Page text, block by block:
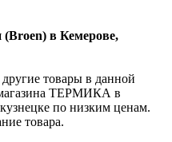
в Кемерове,
товары в данной
магазина ТЕРМИКА в
по низким ценам.
товара.